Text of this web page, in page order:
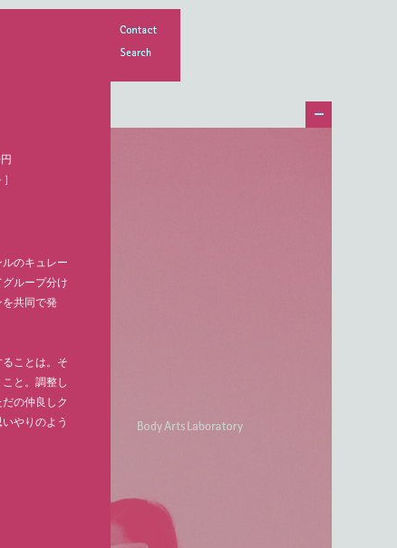
のキュレー
ループ分け
共同で発
ことは。そ
と。調整し
の仲良しク
やりのよう
Contact